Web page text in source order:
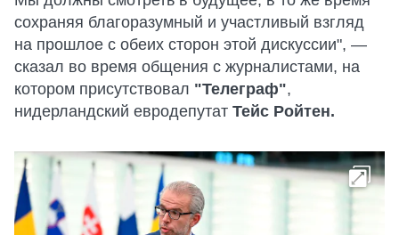
сохраняя благоразумный и участливый взгляд
на прошлое с обеих сторон этой дискуссии", —
сказал во время общения с журналистами, на
котором присутствовал "Телеграф",
нидерландский евродепутат Тейс Ройтен.